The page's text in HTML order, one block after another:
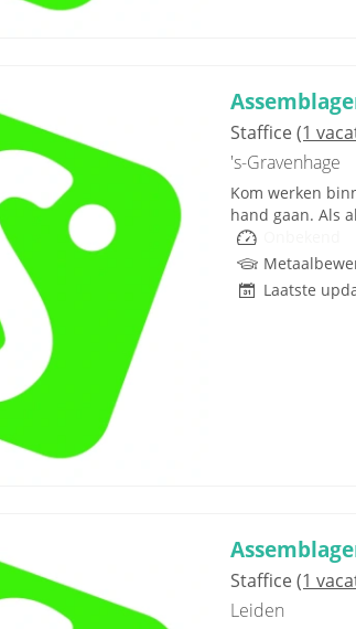
Staffice(1
's-Gravenhage
Kom werken
hand gaan. Als
Laatste
Staffice(1
Leiden